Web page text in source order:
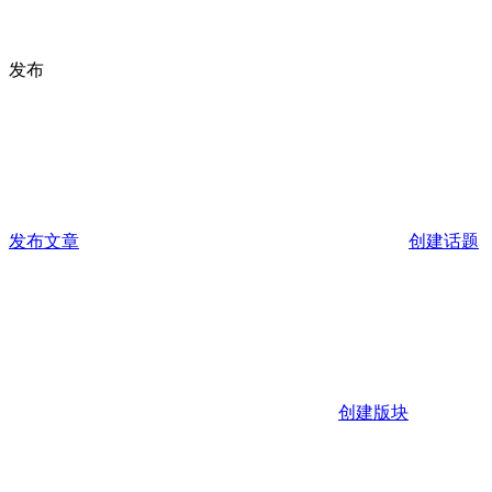
发布
发布文章 创建话题
创建版块